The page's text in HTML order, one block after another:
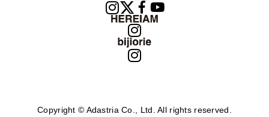
Copyright © Adastria Co., Ltd. All rights reserved.